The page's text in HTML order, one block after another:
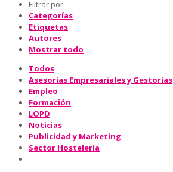
Filtrar por
Categorías
Etiquetas
Autores
Mostrar todo
Todos
Asesorías Empresariales y Gestorías
Empleo
Formación
LOPD
Noticias
Publicidad y Marketing
Sector Hostelería